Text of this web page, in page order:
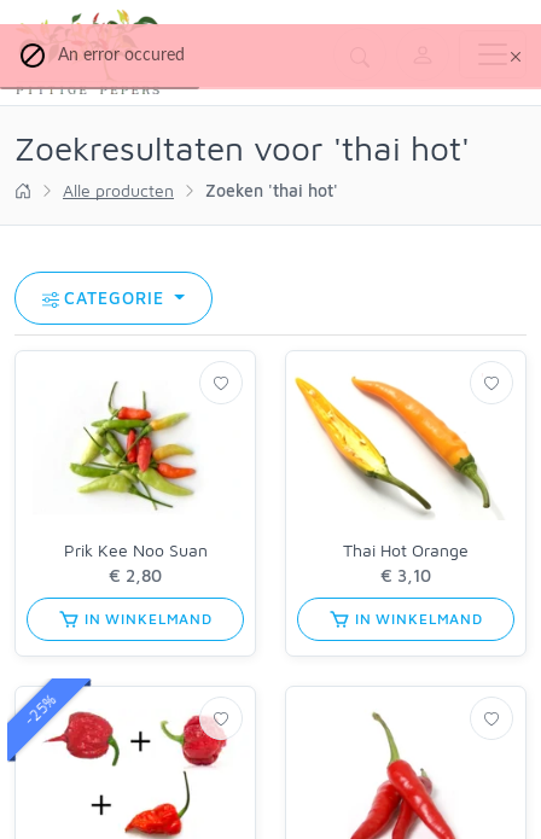
Zoekresultaten voor 'thai hot'
Alle producten Zoeken 'thai hot'
CATEGORIE
Prik Kee Noo Suan
IN WINKELMAND
Thai Hot Orange
IN WINKELMAND
-25%
An error occured